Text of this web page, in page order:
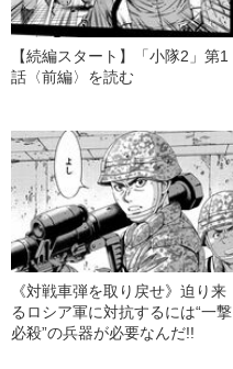
【続編スタート】「小隊2」第1
話〈前編〉を読む
《対戦車弾を取り戻せ》迫り来
るロシア軍に対抗するには“一撃
必殺”の兵器が必要なんだ!!